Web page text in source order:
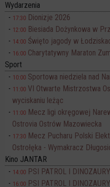
Wydarzenia
17:30 Dionizje 2026
12:00 Biesiada Dożynkowa w
14:00 Święto jagody w
16:00 Charytatywny Maraton
Sport
10:00 Sportowa niedziela nad
11:00 VI Otwarte Mistrzostwa
wyciskaniu leżąc
11:00 Mecz ligi okręgowej
Ostrovia Ostrów Mazowiecka
17:30 Mecz Pucharu Polski
Ostrołęka - Wymakracz
Kino JANTAR
14:00 PSI PATROL I
16:00 PSI PATROL I